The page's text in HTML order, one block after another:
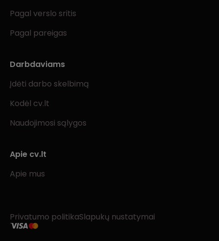
Pagal verslo sritis
Pagal pareigas
Darbdaviams
Įdėti darbo skelbimą
Kodėl cv.lt
Naudojimosi sąlygos
Apie cv.lt
Apie mus
Privatumo politikaSlapukų nustatymai